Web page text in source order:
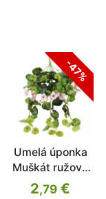
-47%
Umelá úponka
Muškát ružový
60 cm
2,79 €